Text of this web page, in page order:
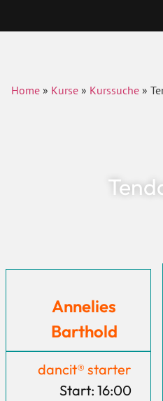
Home » Kurse » Kurssuche »
Annelies
Barthold
dancit® starter
Start: 16:00